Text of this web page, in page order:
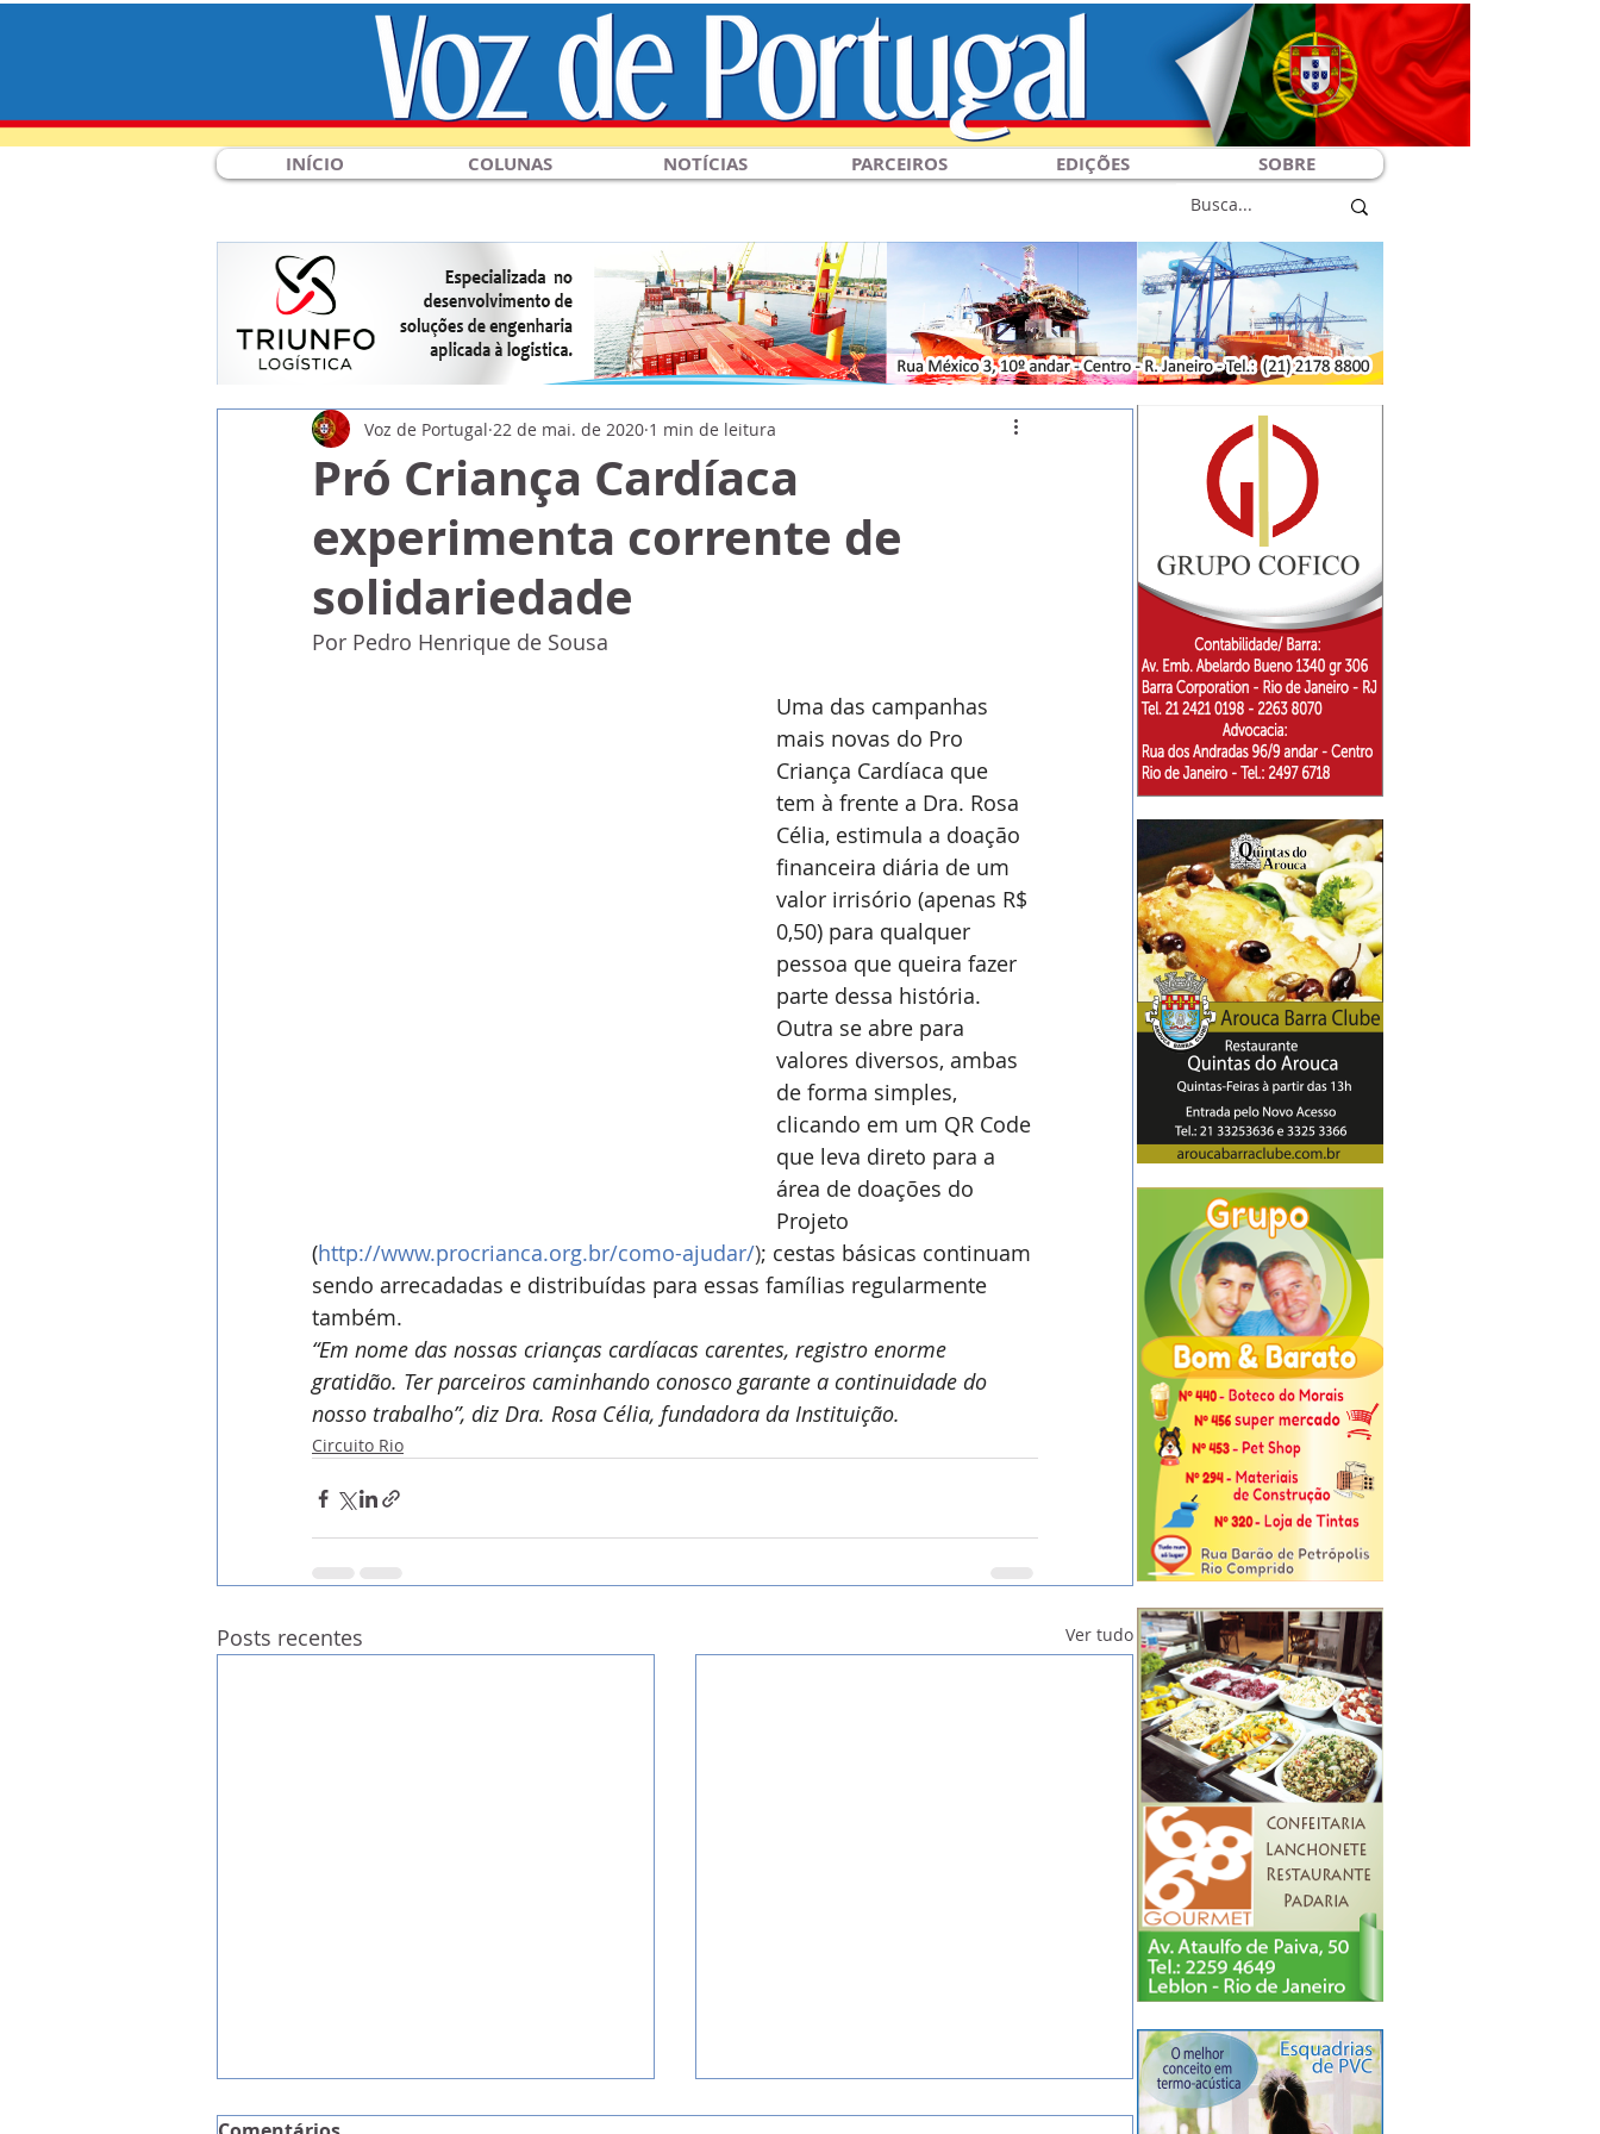
INÍCIO COLUNAS NOTÍCIAS PARCEIROS EDIÇÕES SOBRE
Pró Criança Cardíaca
experimenta corrente de
solidariedade
Voz de Portugal 22 de mai. de 2020 1 min de leitura
Por Pedro Henrique de Sousa
Uma das campanhas
mais novas do Pro
Criança Cardíaca que
tem à frente a Dra. Rosa
Célia, estimula a doação
financeira diária de um
valor irrisório (apenas R$
0,50) para qualquer
pessoa que queira fazer
parte dessa história.
Outra se abre para
valores diversos, ambas
de forma simples,
clicando em um QR Code
que leva direto para a
área de doações do
Projeto
(http://www.procrianca.org.br/como-ajudar/); cestas básicas continuam
sendo arrecadadas e distribuídas para essas famílias regularmente
também.
“Em nome das nossas crianças cardíacas carentes, registro enorme
gratidão. Ter parceiros caminhando conosco garante a continuidade do
nosso trabalho”, diz Dra. Rosa Célia, fundadora da Instituição.
Circuito Rio
Posts recentes Ver tudo